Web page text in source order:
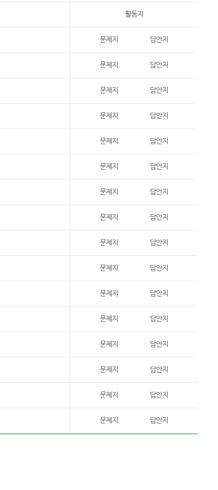
활동지
문제지 답안지
문제지 답안지
문제지 답안지
문제지 답안지
문제지 답안지
문제지 답안지
문제지 답안지
문제지 답안지
문제지 답안지
문제지 답안지
문제지 답안지
문제지 답안지
문제지 답안지
문제지 답안지
문제지 답안지
문제지 답안지